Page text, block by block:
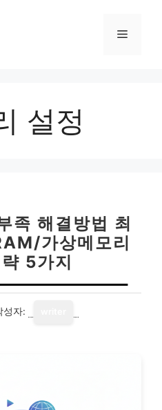
메
설정
족 해결방법 최
가상메모리
5가지
성자: